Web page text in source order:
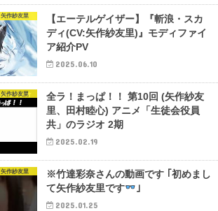
矢作紗友里
【エーテルゲイザー】『斬浪・スカ
ディ(CV:矢作紗友里)』モディファイ
ア紹介PV
2025.06.10
矢作紗友里
全ラ！まっぱ！！ 第10回 (矢作紗友
里、田村睦心) アニメ「生徒会役員
共」のラジオ 2期
2025.02.19
矢作紗友里
※竹達彩奈さんの動画です ｢初めまし
て矢作紗友里です
｣
2025.01.25